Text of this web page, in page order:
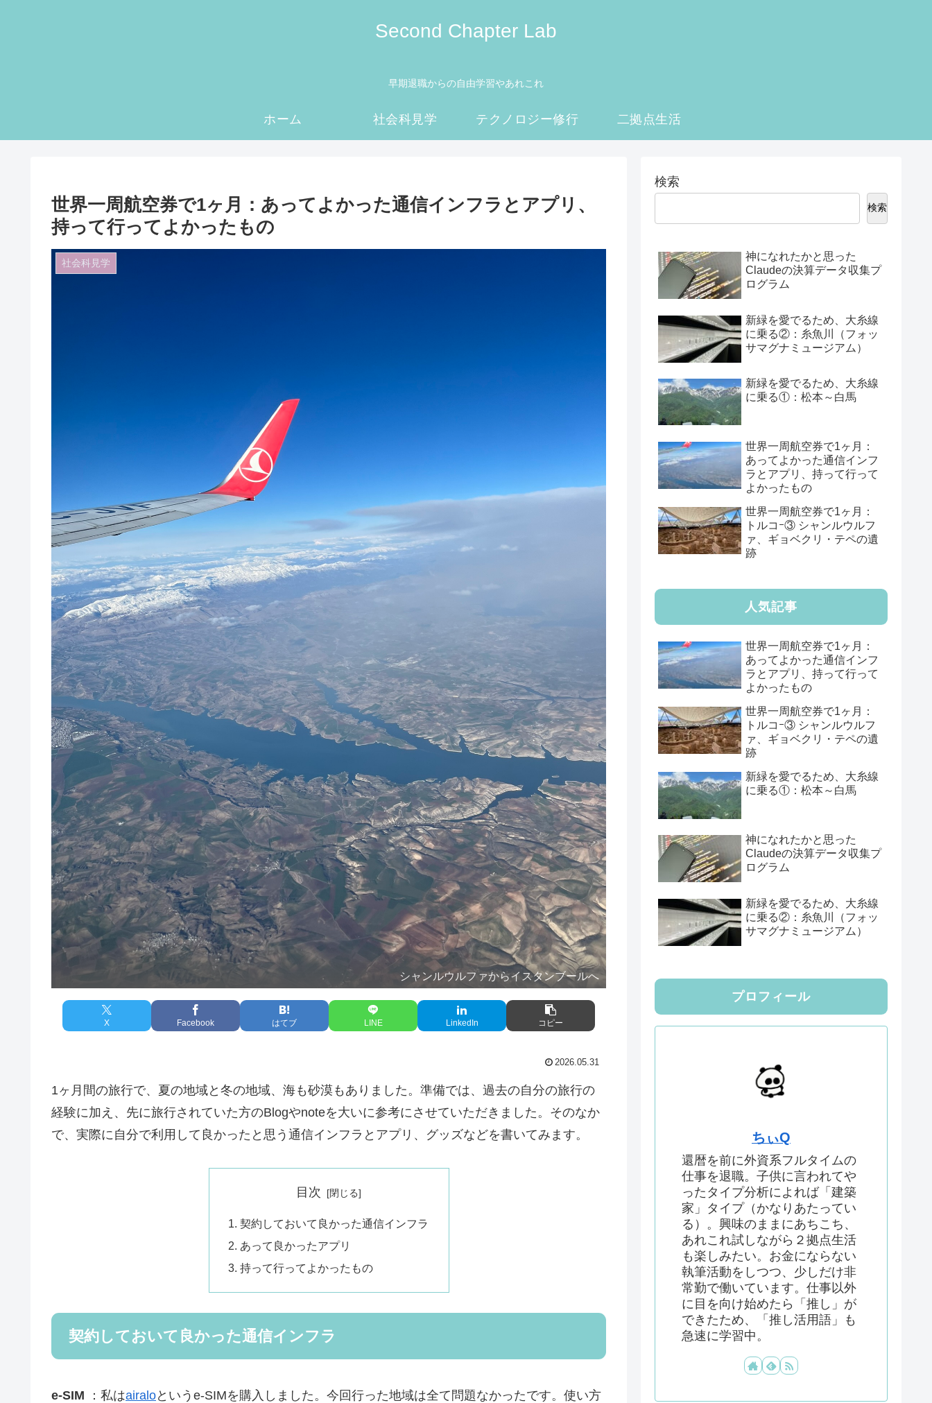
Second Chapter Lab
早期退職からの自由学習やあれこれ
ホーム 社会科見学 テクノロジー修行 二拠点生活
世界一周航空券で1ヶ月：あってよかった通信インフラとアプリ、
持って行ってよかったもの
社会科見学
シャンルウルファからイスタンブールへ
X Facebook はてブ LINE LinkedIn コピー
2026.05.31
1ヶ月間の旅行で、夏の地域と冬の地域、海も砂漠もありました。準備では、過去の自分の旅行の
経験に加え、先に旅行されていた方のBlogやnoteを大いに参考にさせていただきました。そのなか
で、実際に自分で利用して良かったと思う通信インフラとアプリ、グッズなどを書いてみます。
目次
契約しておいて良かった通信インフラ
あって良かったアプリ
持って行ってよかったもの
契約しておいて良かった通信インフラ
e-SIM ：私はairaloというe-SIMを購入しました。今回行った地域は全て問題なかったです。使い方
検索
検索
神になれたかと思った
Claudeの決算データ収集プ
ログラム
新緑を愛でるため、大糸線
に乗る②：糸魚川（フォッ
サマグナミュージアム）
新緑を愛でるため、大糸線
に乗る①：松本～白馬
世界一周航空券で1ヶ月：
あってよかった通信インフ
ラとアプリ、持って行って
よかったもの
世界一周航空券で1ヶ月：
トルコｰ③ シャンルウルフ
ァ、ギョベクリ・テペの遺
跡
人気記事
世界一周航空券で1ヶ月：
あってよかった通信インフ
ラとアプリ、持って行って
よかったもの
世界一周航空券で1ヶ月：
トルコｰ③ シャンルウルフ
ァ、ギョベクリ・テペの遺
跡
新緑を愛でるため、大糸線
に乗る①：松本～白馬
神になれたかと思った
Claudeの決算データ収集プ
ログラム
新緑を愛でるため、大糸線
に乗る②：糸魚川（フォッ
サマグナミュージアム）
プロフィール
ちぃQ
還暦を前に外資系フルタイムの
仕事を退職。子供に言われてや
ったタイプ分析によれば「建築
家」タイプ（かなりあたってい
る）。興味のままにあちこち、
あれこれ試しながら２拠点生活
も楽しみたい。お金にならない
執筆活動をしつつ、少しだけ非
常勤で働いています。仕事以外
に目を向け始めたら「推し」が
できたため、「推し活用語」も
急速に学習中。